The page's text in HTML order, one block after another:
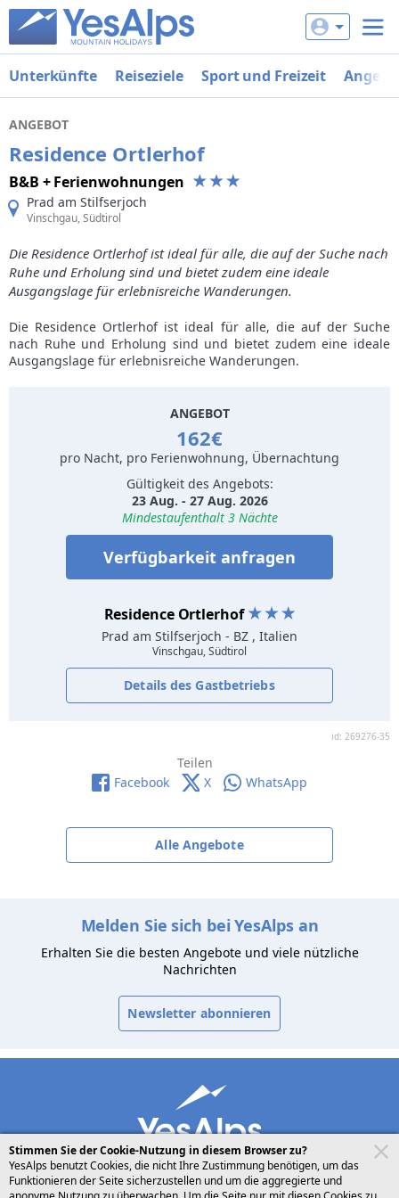
Unterkünfte Reiseziele Sport und Freizeit
ANGEBOT
Residence Ortlerhof
B&B + Ferienwohnungen
Prad am Stilfserjoch
Vinschgau, Südtirol
Die Residence Ortlerhof ist ideal für alle, die auf der Suche nach
Ruhe und Erholung sind und bietet zudem eine ideale
Ausgangslage für erlebnisreiche Wanderungen.
Die Residence Ortlerhof ist ideal für alle, die auf der Suche
nach Ruhe und Erholung sind und bietet zudem eine ideale
Ausgangslage für erlebnisreiche Wanderungen.
ANGEBOT
162€
pro Nacht, pro Ferienwohnung, Übernachtung
Gültigkeit des Angebots:
23 Aug. - 27 Aug. 2026
Mindestaufenthalt 3 Nächte
Verfügbarkeit anfragen
Residence Ortlerhof
Prad am Stilfserjoch - BZ , Italien
Vinschgau, Südtirol
Details des Gastbetriebs
id: 269276-35
Teilen
Facebook
X WhatsApp
Alle Angebote
Melden Sie sich bei YesAlps an
Erhalten Sie die besten Angebote und viele nützliche
Nachrichten
Newsletter abonnieren
Stimmen Sie der Cookie-Nutzung in diesem Browser zu?
YesAlps benutzt Cookies, die nicht Ihre Zustimmung benötigen, um das
Funktionieren der Seite sicherzustellen und um die aggregierte und